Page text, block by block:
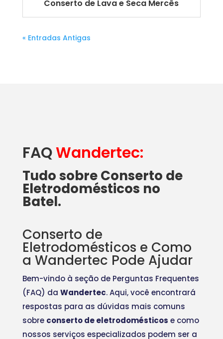
Conserto de Lava e Seca Mercês
« Entradas Antigas
FAQWandertec:
Tudo sobre Conserto de
Eletrodomésticos no
Batel.
Conserto de
Eletrodomésticos e Como
a Wandertec Pode Ajudar
Bem-vindo à seção de Perguntas Frequentes
(FAQ) da Wandertec. Aqui, você encontrará
respostas para as dúvidas mais comuns
sobre conserto de eletrodomésticos e como
nossos serviços especializados podem ser a